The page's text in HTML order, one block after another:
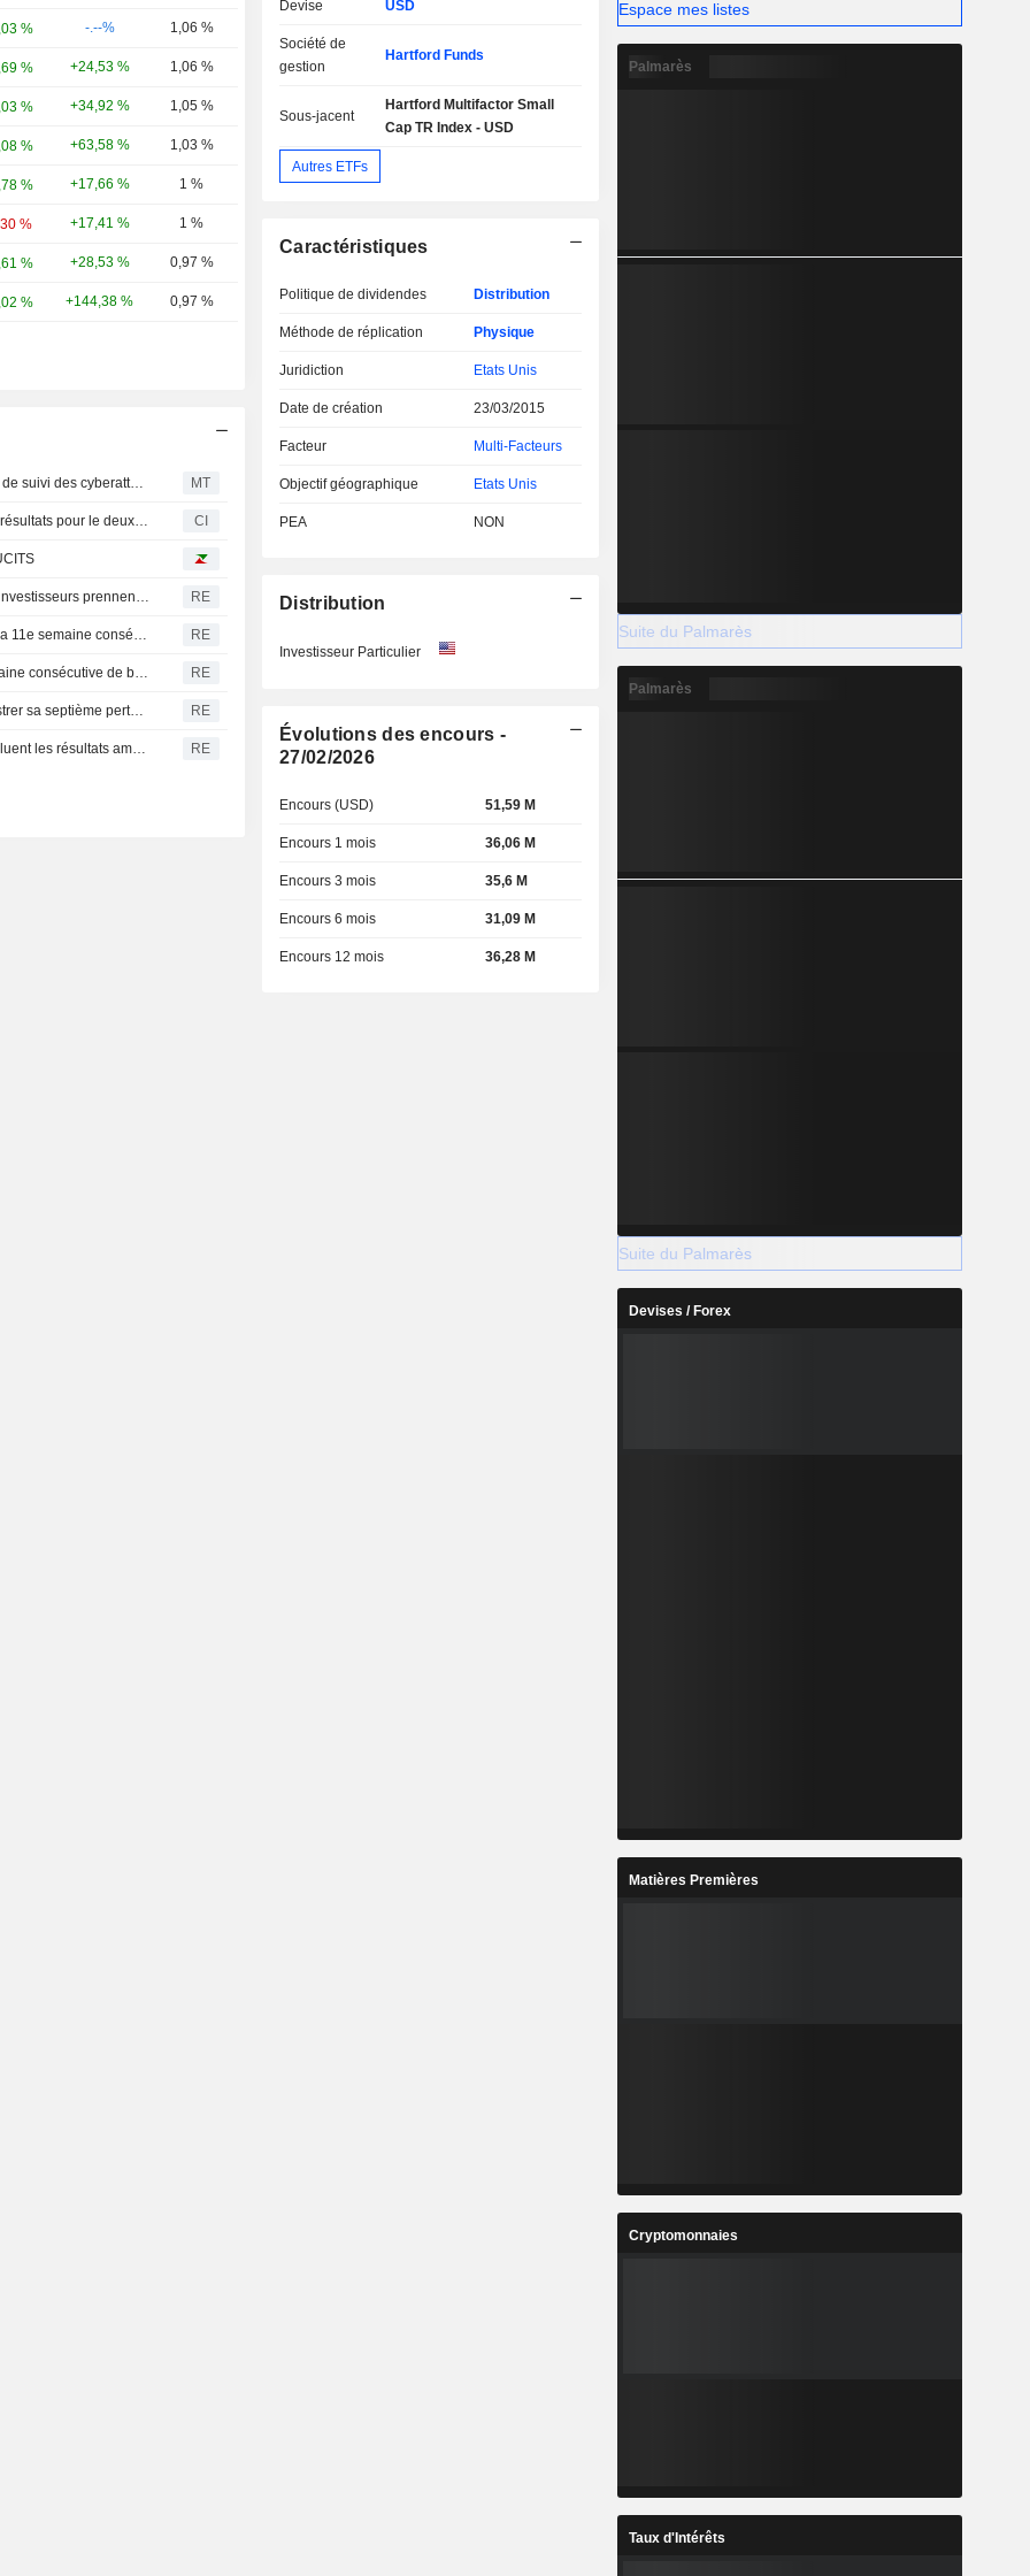
% -.--% 1,06 %
% +24,53 % 1,06 %
% +34,92 % 1,05 %
% +63,58 % 1,03 %
% +17,66 % 1 %
% +17,41 % 1 %
% +28,53 % 0,97 %
% +144,38 % 0,97 %
Le PDG de Gen commente les résultats et le nouvel outil de suivi des cyberattaques MT
Invesco CurrencyShares Japanese Yen Trust publie ses résultats pour le deuxième trimestre et le premier semestre clos le 30 juin 2026 CI
Fonds actions américains : retraits massifs alors que les investisseurs prennent leurs bénéfices avant les chiffres de l'emploi RE
Les fonds d'actions mondiaux attirent des capitaux pour la 11e semaine consécutive, portés par des résultats d'entreprises encourageants RE
La Bourse de Corée du Sud enregistre sa septième semaine consécutive de baisse, plombée par les doutes sur l'IA et les puces RE
La Bourse de Corée du Sud recule et s'apprête à enregistrer sa septième perte hebdomadaire consécutive RE
La Bourse de Corée du Sud hésite, les investisseurs évaluent les résultats américains RE
Devise USD
Société de
gestion
Hartford Funds
Sous-jacent
Hartford Multifactor Small
Cap TR Index - USD
Autres ETFs
Caractéristiques
Politique de dividendes Distribution
Méthode de réplication Physique
Juridiction Etats Unis
Date de création 23/03/2015
Facteur Multi-Facteurs
Objectif géographique Etats Unis
PEA NON
Distribution
Investisseur Particulier
Évolutions des encours -
27/02/2026
Encours (USD) 51,59 M
Encours 1 mois 36,06 M
Encours 3 mois 35,6 M
Encours 6 mois 31,09 M
Encours 12 mois 36,28 M
Espace mes listes
Palmarès
Suite du Palmarès
Palmarès
Suite du Palmarès
Devises / Forex
Matières Premières
Cryptomonnaies
Taux d'Intérêts